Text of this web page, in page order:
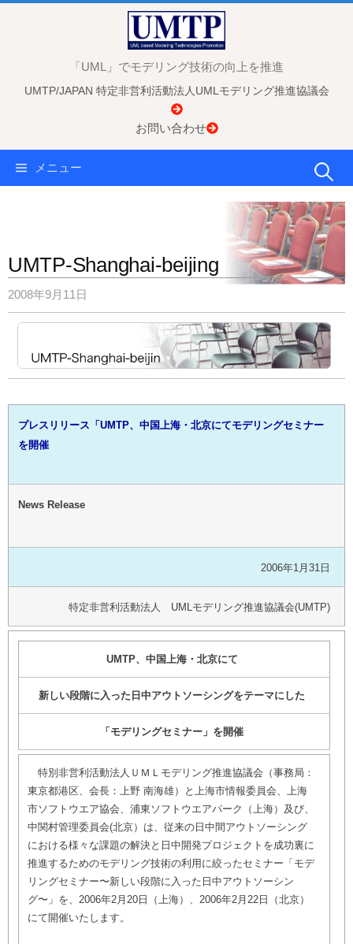
「UML」でモデリング技術の向上を推進
UMTP/JAPAN 特定非営利活動法人UMLモデリング推進協議会
お問い合わせ
メニュー 検
索:
UMTP-Shanghai-beijing
2008年9月11日
プレスリリース「UMTP、中国上海・北京にてモデリングセミナー
を開催
News Release
2006年1月31日
特定非営利活動法人 UMLモデリング推進協議会(UMTP)
UMTP、中国上海・北京にて
新しい段階に入った日中アウトソーシングをテーマにした
「モデリングセミナー」を開催
特別非営利活動法人ＵＭＬモデリング推進協議会（事務局：
東京都港区、会長：上野 南海雄）と上海市情報委員会、上海
市ソフトウエア協会、浦東ソフトウエアパーク（上海）及び、
中関村管理委員会(北京）は、従来の日中間アウトソーシング
における様々な課題の解決と日中開発プロジェクトを成功裏に
推進するためのモデリング技術の利用に絞ったセミナー「モデ
リングセミナー〜新しい段階に入った日中アウトソーシン
グ〜」を、2006年2月20日（上海）、2006年2月22日（北京）
にて開催いたします。